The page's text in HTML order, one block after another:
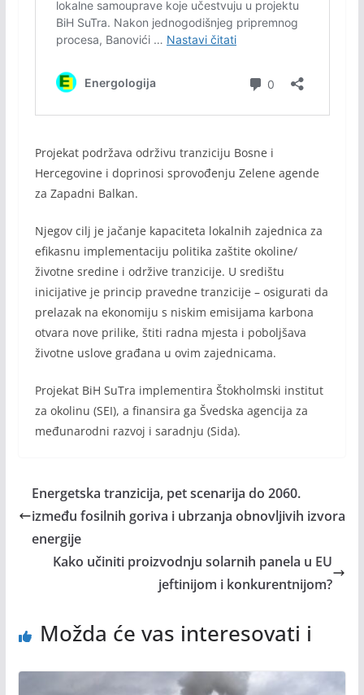
Projekat podržava održivu tranziciju Bosne i
Hercegovine i doprinosi sprovođenju Zelene agende
za Zapadni Balkan.
Njegov cilj je jačanje kapaciteta lokalnih zajednica za
efikasnu implementaciju politika zaštite okoline/
životne sredine i održive tranzicije. U središtu
inicijative je princip pravedne tranzicije – osigurati da
prelazak na ekonomiju s niskim emisijama karbona
otvara nove prilike, štiti radna mjesta i poboljšava
životne uslove građana u ovim zajednicama.
Projekat BiH SuTra implementira Štokholmski institut
za okolinu (SEI), a finansira ga Švedska agencija za
međunarodni razvoj i saradnju (Sida).
Energetska tranzicija, pet scenarija do 2060.
između fosilnih goriva i ubrzanja obnovljivih izvora
energije
Kako učiniti proizvodnju solarnih panela u EU
jeftinijom i konkurentnijom?
Možda će vas interesovati i